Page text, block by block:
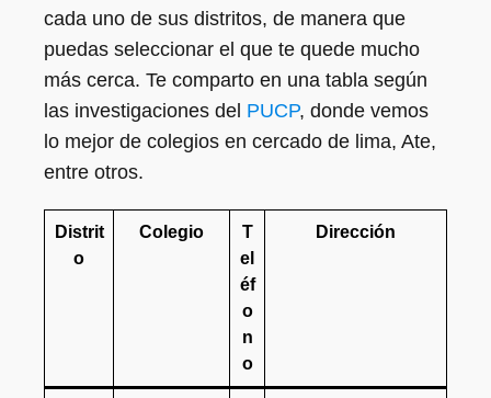
cada uno de sus distritos, de manera que
puedas seleccionar el que te quede mucho
más cerca. Te comparto en una tabla según
las investigaciones del PUCP, donde vemos
lo mejor de colegios en cercado de lima, Ate,
entre otros.
Distrit
o
Colegio
T
el
éf
o
n
o
Dirección